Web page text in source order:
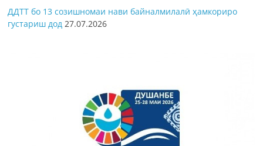
ДДТТ бо 13 созишномаи нави байналмилалӣ ҳамкориро
густариш дод 27.07.2026